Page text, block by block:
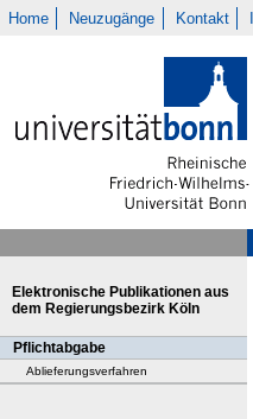
Home Neuzugänge Kontakt
Elektronische Publikationen aus
dem Regierungsbezirk Köln
Pflichtabgabe
Ablieferungsverfahren